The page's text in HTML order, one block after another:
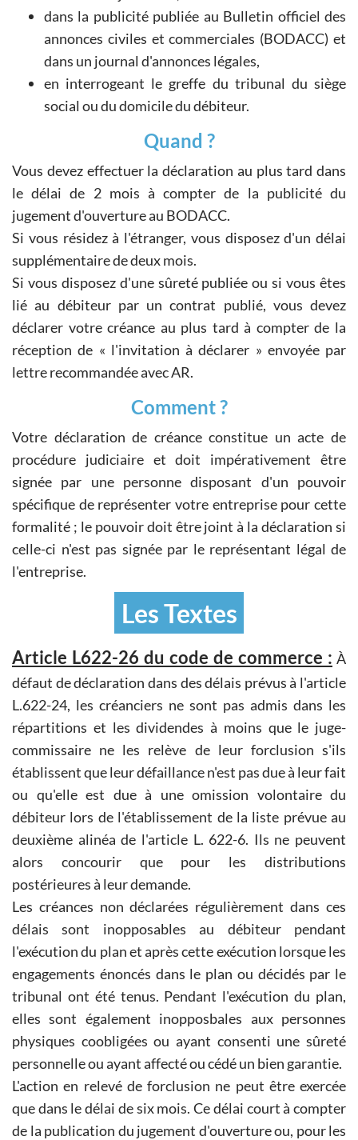
dans la publicité publiée au Bulletin officiel des
annonces civiles et commerciales (BODACC) et
dans un journal d'annonces légales,
en interrogeant le greffe du tribunal du siège
social ou du domicile du débiteur.
Quand ?
Vous devez effectuer la déclaration au plus tard dans
le délai de 2 mois à compter de la publicité du
jugement d'ouverture au BODACC.
Si vous résidez à l'étranger, vous disposez d'un délai
supplémentaire de deux mois.
Si vous disposez d'une sûreté publiée ou si vous êtes
lié au débiteur par un contrat publié, vous devez
déclarer votre créance au plus tard à compter de la
réception de « l'invitation à déclarer » envoyée par
lettre recommandée avec AR.
Comment ?
Votre déclaration de créance constitue un acte de
procédure judiciaire et doit impérativement être
signée par une personne disposant d'un pouvoir
spécifique de représenter votre entreprise pour cette
formalité ; le pouvoir doit être joint à la déclaration si
celle-ci n'est pas signée par le représentant légal de
l'entreprise.
Les Textes
Article L622-26 du code de commerce : À
défaut de déclaration dans des délais prévus à l'article
L.622-24, les créanciers ne sont pas admis dans les
répartitions et les dividendes à moins que le juge-
commissaire ne les relève de leur forclusion s'ils
établissent que leur défaillance n'est pas due à leur fait
ou qu'elle est due à une omission volontaire du
débiteur lors de l'établissement de la liste prévue au
deuxième alinéa de l'article L. 622-6. Ils ne peuvent
alors concourir que pour les distributions
postérieures à leur demande.
Les créances non déclarées régulièrement dans ces
délais sont inopposables au débiteur pendant
l'exécution du plan et après cette exécution lorsque les
engagements énoncés dans le plan ou décidés par le
tribunal ont été tenus. Pendant l'exécution du plan,
elles sont également inopposbales aux personnes
physiques coobligées ou ayant consenti une sûreté
personnelle ou ayant affecté ou cédé un bien garantie.
L'action en relevé de forclusion ne peut être exercée
que dans le délai de six mois. Ce délai court à compter
de la publication du jugement d'ouverture ou, pour les